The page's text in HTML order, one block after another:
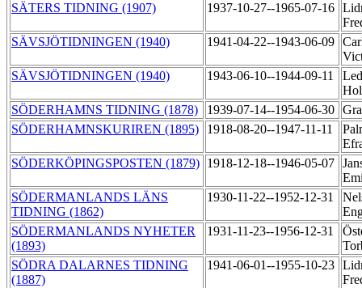
SÄTERS TIDNING (1907)
1937-10-27--1965-07-16
SÄVSJÖTIDNINGEN (1940)
1941-04-22--1943-06-09
SÄVSJÖTIDNINGEN (1940)
1943-06-10--1944-09-11
SÖDERHAMNS TIDNING (1878)
1939-07-14--1954-06-30
SÖDERHAMNSKURIREN (1895)
1918-08-20--1947-11-11
SÖDERKÖPINGSPOSTEN (1879) 1918-12-18--1946-05-07
SÖDERMANLANDS LÄNS
TIDNING (1862)
1930-11-22--1952-12-31
SÖDERMANLANDS NYHETER
(1893)
1931-11-23--1956-12-31
SÖDRA DALARNES TIDNING
(1887)
1941-06-01--1955-10-23